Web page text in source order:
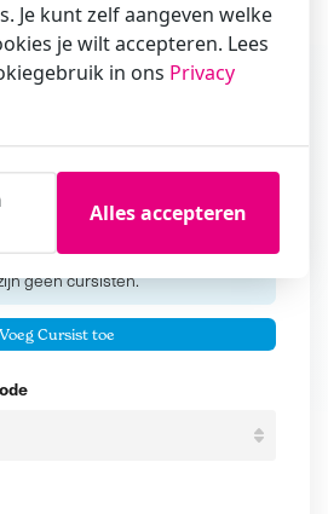
een cursist?
geencursisten.
Voeg Cursist toe
Je kunt zelf aangeven welke
je wilt accepteren. Lees
in ons Privacy
Alles accepteren